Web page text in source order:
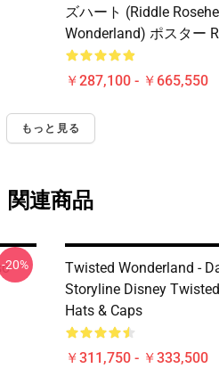
ズハート (Riddle
Wonderland) ポスター
￥287,100 - ￥665,550
もっと見る
関連商品
-20%
Twisted Wonderland -
Storyline Disney
Hats & Caps
￥311,750 - ￥333,500